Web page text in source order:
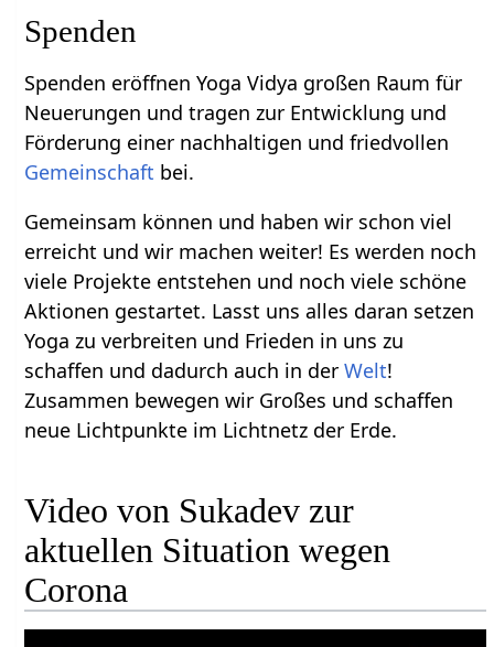
Spenden
Spenden eröffnen Yoga Vidya großen Raum für
Neuerungen und tragen zur Entwicklung und
Förderung einer nachhaltigen und friedvollen
Gemeinschaft bei.
Gemeinsam können und haben wir schon viel
erreicht und wir machen weiter! Es werden noch
viele Projekte entstehen und noch viele schöne
Aktionen gestartet. Lasst uns alles daran setzen
Yoga zu verbreiten und Frieden in uns zu
schaffen und dadurch auch in derWelt!
Zusammen bewegen wir Großes und schaffen
neue Lichtpunkte im Lichtnetz der Erde.
Video von Sukadev zur
aktuellen Situation wegen
Corona